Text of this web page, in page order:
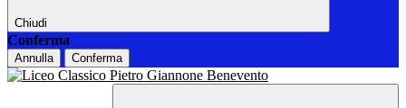
Chiudi
Conferma
Annulla Conferma